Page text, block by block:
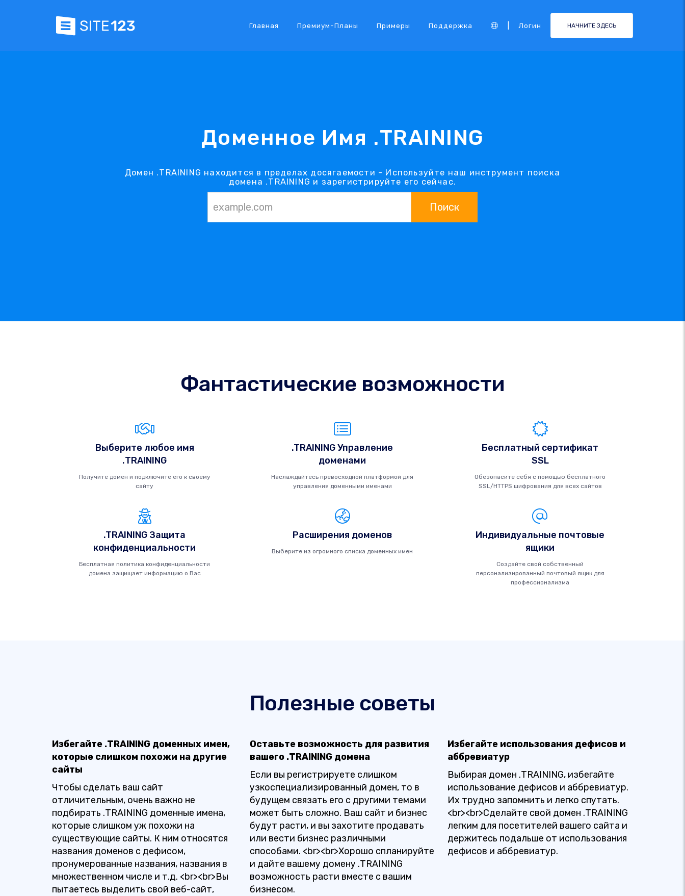
Главная Премиум-Планы Примеры Поддержка Логин НАЧНИТЕ ЗДЕСЬ
Доменное Имя .TRAINING
Домен .TRAINING находится в пределах досягаемости - Используйте наш инструмент поиска
домена .TRAINING и зарегистрируйте его сейчас.
Поиск
Фантастические возможности
Выберите любое имя
.TRAINING
Получите домен и подключите его к своему
сайту
.TRAINING Управление
доменами
Наслаждайтесь превосходной платформой для
управления доменными именами
Бесплатный сертификат
SSL
Обезопасите себя с помощью бесплатного
SSL/HTTPS шифрования для всех сайтов
.TRAINING Защита
конфиденциальности
Бесплатная политика конфиденциальности
домена защищает информацию о Вас
Расширения доменов
Выберите из огромного списка доменных имен
Индивидуальные почтовые
ящики
Создайте свой собственный
персонализированный почтовый ящик для
профессионализма
Полезные советы
Избегайте .TRAINING доменных имен,
которые слишком похожи на другие
сайты
Чтобы сделать ваш сайт
отличительным, очень важно не
подбирать .TRAINING доменные имена,
которые слишком уж похожи на
существующие сайты. К ним относятся
названия доменов с дефисом,
пронумерованные названия, названия в
множественном числе и т.д. <br><br>Вы
пытаетесь выделить свой веб-сайт,
Оставьте возможность для развития
вашего .TRAINING домена
Если вы регистрируете слишком
узкоспециализированный домен, то в
будущем связать его с другими темами
может быть сложно. Ваш сайт и бизнес
будут расти, и вы захотите продавать
или вести бизнес различными
способами. <br><br>Хорошо спланируйте
и дайте вашему домену .TRAINING
возможность расти вместе с вашим
бизнесом.
Избегайте использования дефисов и
аббревиатур
Выбирая домен .TRAINING, избегайте
использование дефисов и аббревиатур.
Их трудно запомнить и легко спутать.
<br><br>Сделайте свой домен .TRAINING
легким для посетителей вашего сайта и
держитесь подальше от использования
дефисов и аббревиатур.